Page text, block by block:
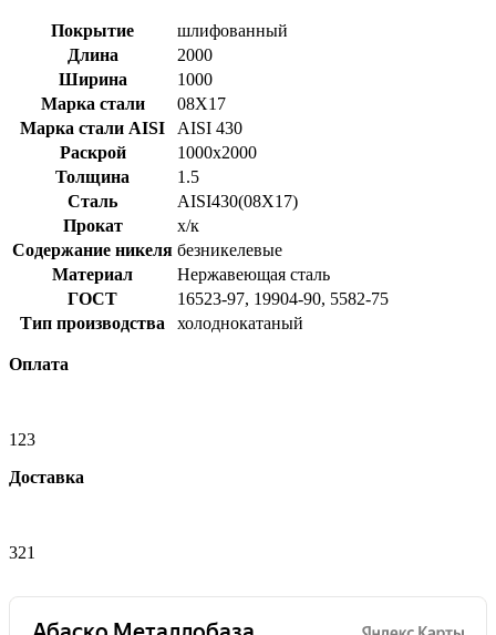
Покрытие
шлифованный
Длина
2000
Ширина
1000
Марка стали
08Х17
Марка стали AISI
AISI 430
Раскрой
1000x2000
Толщина
1.5
Сталь
AISI430(08Х17)
Прокат
х/к
Содержание никеля безникелевые
Материал
Нержавеющая сталь
ГОСТ
16523-97, 19904-90, 5582-75
Тип производства
холоднокатаный
Оплата
123
Доставка
321